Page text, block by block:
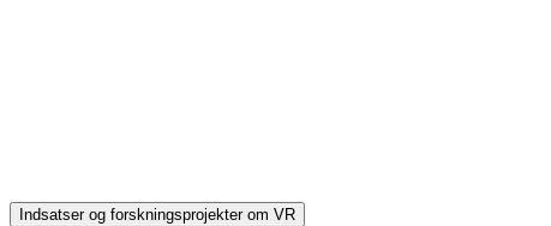
Indsatser og forskningsprojekter om VR